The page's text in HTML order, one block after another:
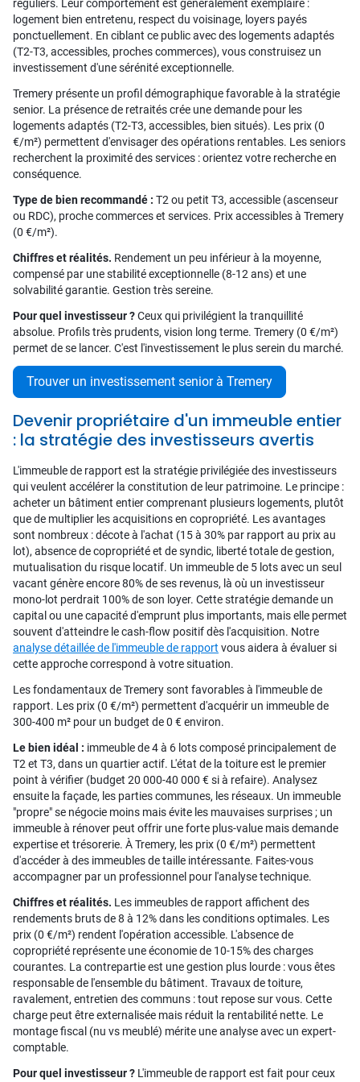
réguliers. Leur comportement est généralement exemplaire :
logement bien entretenu, respect du voisinage, loyers payés
ponctuellement. En ciblant ce public avec des logements adaptés
(T2-T3, accessibles, proches commerces), vous construisez un
investissement d'une sérénité exceptionnelle.
Tremery présente un profil démographique favorable à la stratégie
senior. La présence de retraités crée une demande pour les
logements adaptés (T2-T3, accessibles, bien situés). Les prix (0
€/m²) permettent d'envisager des opérations rentables. Les seniors
recherchent la proximité des services : orientez votre recherche en
conséquence.
Type de bien recommandé : T2 ou petit T3, accessible (ascenseur
ou RDC), proche commerces et services. Prix accessibles à Tremery
(0 €/m²).
Chiffres et réalités. Rendement un peu inférieur à la moyenne,
compensé par une stabilité exceptionnelle (8-12 ans) et une
solvabilité garantie. Gestion très sereine.
Pour quel investisseur ?Ceux qui privilégient la tranquillité
absolue. Profils très prudents, vision long terme. Tremery (0 €/m²)
permet de se lancer. C'est l'investissement le plus serein du marché.
Trouver un investissement senior à Tremery
Devenir propriétaire d'un immeuble entier
: la stratégie des investisseurs avertis
L'immeuble de rapport est la stratégie privilégiée des investisseurs
qui veulent accélérer la constitution de leur patrimoine. Le principe :
acheter un bâtiment entier comprenant plusieurs logements, plutôt
que de multiplier les acquisitions en copropriété. Les avantages
sont nombreux : décote à l'achat (15 à 30% par rapport au prix au
lot), absence de copropriété et de syndic, liberté totale de gestion,
mutualisation du risque locatif. Un immeuble de 5 lots avec un seul
vacant génère encore 80% de ses revenus, là où un investisseur
mono-lot perdrait 100% de son loyer. Cette stratégie demande un
capital ou une capacité d'emprunt plus importants, mais elle permet
souvent d'atteindre le cash-flow positif dès l'acquisition. Notre
analyse détaillée de l'immeuble de rapport vous aidera à évaluer si
cette approche correspond à votre situation.
Les fondamentaux de Tremery sont favorables à l'immeuble de
rapport. Les prix (0 €/m²) permettent d'acquérir un immeuble de
300-400 m² pour un budget de 0 € environ.
Le bien idéal : immeuble de 4 à 6 lots composé principalement de
T2 et T3, dans un quartier actif. L'état de la toiture est le premier
point à vérifier (budget 20 000-40 000 € si à refaire). Analysez
ensuite la façade, les parties communes, les réseaux. Un immeuble
"propre" se négocie moins mais évite les mauvaises surprises ; un
immeuble à rénover peut offrir une forte plus-value mais demande
expertise et trésorerie. À Tremery, les prix (0 €/m²) permettent
d'accéder à des immeubles de taille intéressante. Faites-vous
accompagner par un professionnel pour l'analyse technique.
Chiffres et réalités. Les immeubles de rapport affichent des
rendements bruts de 8 à 12% dans les conditions optimales. Les
prix (0 €/m²) rendent l'opération accessible. L'absence de
copropriété représente une économie de 10-15% des charges
courantes. La contrepartie est une gestion plus lourde : vous êtes
responsable de l'ensemble du bâtiment. Travaux de toiture,
ravalement, entretien des communs : tout repose sur vous. Cette
charge peut être externalisée mais réduit la rentabilité nette. Le
montage fiscal (nu vs meublé) mérite une analyse avec un expert-
comptable.
Pour quel investisseur ? L'immeuble de rapport est fait pour ceux